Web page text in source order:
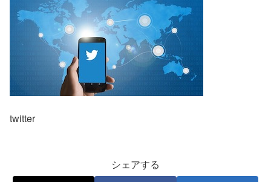
twitter
シェアする